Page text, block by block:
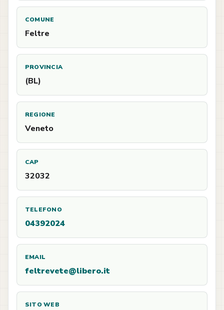
COMUNE
Feltre
PROVINCIA
(BL)
REGIONE
Veneto
CAP
32032
TELEFONO
04392024
EMAIL
feltrevete@libero.it
SITO WEB